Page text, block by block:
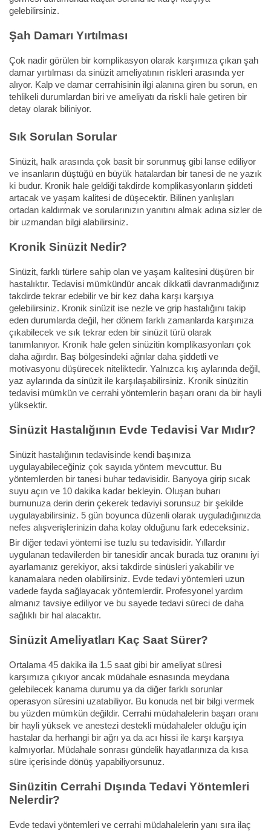
gelebilirsiniz.
Şah Damarı Yırtılması
Çok nadir görülen bir komplikasyon olarak karşımıza çıkan şah
damar yırtılması da sinüzit ameliyatının riskleri arasında yer
alıyor. Kalp ve damar cerrahisinin ilgi alanına giren bu sorun, en
tehlikeli durumlardan biri ve ameliyatı da riskli hale getiren bir
detay olarak biliniyor.
Sık Sorulan Sorular
Sinüzit, halk arasında çok basit bir sorunmuş gibi lanse ediliyor
ve insanların düştüğü en büyük hatalardan bir tanesi de ne yazık
ki budur. Kronik hale geldiği takdirde komplikasyonların şiddeti
artacak ve yaşam kalitesi de düşecektir. Bilinen yanlışları
ortadan kaldırmak ve sorularınızın yanıtını almak adına sizler de
bir uzmandan bilgi alabilirsiniz.
Kronik Sinüzit Nedir?
Sinüzit, farklı türlere sahip olan ve yaşam kalitesini düşüren bir
hastalıktır. Tedavisi mümkündür ancak dikkatli davranmadığınız
takdirde tekrar edebilir ve bir kez daha karşı karşıya
gelebilirsiniz. Kronik sinüzit ise nezle ve grip hastalığını takip
eden durumlarda değil, her dönem farklı zamanlarda karşınıza
çıkabilecek ve sık tekrar eden bir sinüzit türü olarak
tanımlanıyor. Kronik hale gelen sinüzitin komplikasyonları çok
daha ağırdır. Baş bölgesindeki ağrılar daha şiddetli ve
motivasyonu düşürecek niteliktedir. Yalnızca kış aylarında değil,
yaz aylarında da sinüzit ile karşılaşabilirsiniz. Kronik sinüzitin
tedavisi mümkün ve cerrahi yöntemlerin başarı oranı da bir hayli
yüksektir.
Sinüzit Hastalığının Evde Tedavisi Var Mıdır?
Sinüzit hastalığının tedavisinde kendi başınıza
uygulayabileceğiniz çok sayıda yöntem mevcuttur. Bu
yöntemlerden bir tanesi buhar tedavisidir. Banyoya girip sıcak
suyu açın ve 10 dakika kadar bekleyin. Oluşan buharı
burnunuza derin derin çekerek tedaviyi sorunsuz bir şekilde
uygulayabilirsiniz. 5 gün boyunca düzenli olarak uyguladığınızda
nefes alışverişlerinizin daha kolay olduğunu fark edeceksiniz.
Bir diğer tedavi yöntemi ise tuzlu su tedavisidir. Yıllardır
uygulanan tedavilerden bir tanesidir ancak burada tuz oranını iyi
ayarlamanız gerekiyor, aksi takdirde sinüsleri yakabilir ve
kanamalara neden olabilirsiniz. Evde tedavi yöntemleri uzun
vadede fayda sağlayacak yöntemlerdir. Profesyonel yardım
almanız tavsiye ediliyor ve bu sayede tedavi süreci de daha
sağlıklı bir hal alacaktır.
Sinüzit Ameliyatları Kaç Saat Sürer?
Ortalama 45 dakika ila 1.5 saat gibi bir ameliyat süresi
karşımıza çıkıyor ancak müdahale esnasında meydana
gelebilecek kanama durumu ya da diğer farklı sorunlar
operasyon süresini uzatabiliyor. Bu konuda net bir bilgi vermek
bu yüzden mümkün değildir. Cerrahi müdahalelerin başarı oranı
bir hayli yüksek ve anestezi destekli müdahaleler olduğu için
hastalar da herhangi bir ağrı ya da acı hissi ile karşı karşıya
kalmıyorlar. Müdahale sonrası gündelik hayatlarınıza da kısa
süre içerisinde dönüş yapabiliyorsunuz.
Sinüzitin Cerrahi Dışında Tedavi Yöntemleri
Nelerdir?
Evde tedavi yöntemleri ve cerrahi müdahalelerin yanı sıra ilaç